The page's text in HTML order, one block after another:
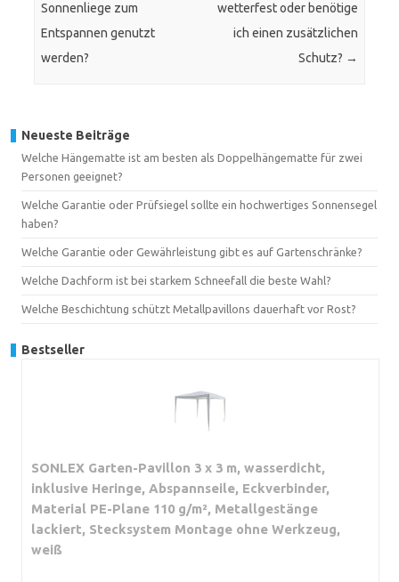
Sonnenliege zum
Entspannen genutzt
werden?
wetterfest oder benötige
ich einen zusätzlichen
Schutz? →
Neueste Beiträge
Welche Hängematte ist am besten als Doppelhängematte für zwei
Personen geeignet?
Welche Garantie oder Prüfsiegel sollte ein hochwertiges Sonnensegel
haben?
Welche Garantie oder Gewährleistung gibt es auf Gartenschränke?
Welche Dachform ist bei starkem Schneefall die beste Wahl?
Welche Beschichtung schützt Metallpavillons dauerhaft vor Rost?
Bestseller
SONLEX Garten-Pavillon 3 x 3 m, wasserdicht,
inklusive Heringe, Abspannseile, Eckverbinder,
Material PE-Plane 110 g/m², Metallgestänge
lackiert, Stecksystem Montage ohne Werkzeug,
weiß